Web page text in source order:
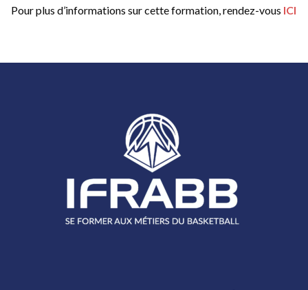
Pour plus d’informations sur cette formation, rendez-vous ICI